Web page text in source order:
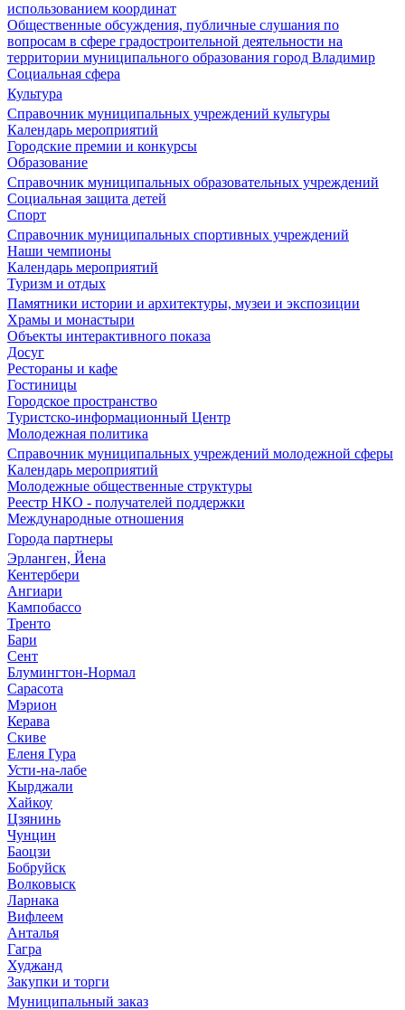
использованием координат
Общественные обсуждения, публичные слушания по
вопросам в сфере градостроительной деятельности на
территории муниципального образования город Владимир
Социальная сфера
Культура
Справочник муниципальных учреждений культуры
Календарь мероприятий
Городские премии и конкурсы
Образование
Справочник муниципальных образовательных учреждений
Социальная защита детей
Спорт
Справочник муниципальных спортивных учреждений
Наши чемпионы
Календарь мероприятий
Туризм и отдых
Памятники истории и архитектуры, музеи и экспозиции
Храмы и монастыри
Объекты интерактивного показа
Досуг
Рестораны и кафе
Гостиницы
Городское пространство
Туристско-информационный Центр
Молодежная политика
Справочник муниципальных учреждений молодежной сферы
Календарь мероприятий
Молодежные общественные структуры
Реестр НКО - получателей поддержки
Международные отношения
Города партнеры
Эрланген, Йена
Кентербери
Ангиари
Кампобассо
Тренто
Бари
Сент
Блумингтон-Нормал
Сарасота
Мэрион
Керава
Скиве
Еленя Гура
Усти-на-лабе
Кырджали
Хайкоу
Цзянинь
Чунцин
Баоцзи
Бобруйск
Волковыск
Ларнака
Вифлеем
Анталья
Гагра
Худжанд
Закупки и торги
Муниципальный заказ